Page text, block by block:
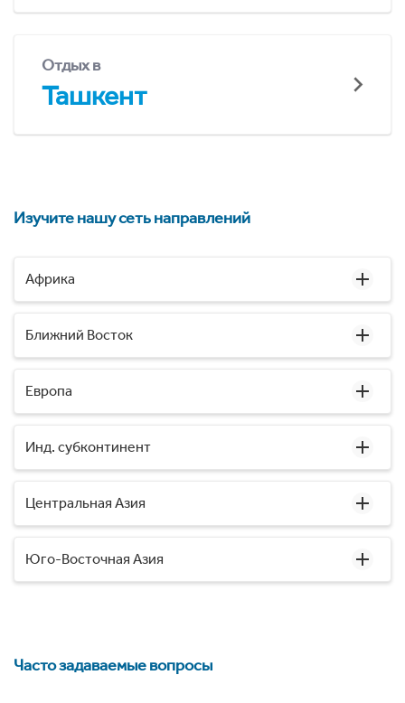
Отдых в
Ташкент
Изучите нашу сеть направлений
Африка
Ближний Восток
Европа
Инд. субконтинент
Центральная Азия
Юго-Восточная Азия
Часто задаваемые вопросы